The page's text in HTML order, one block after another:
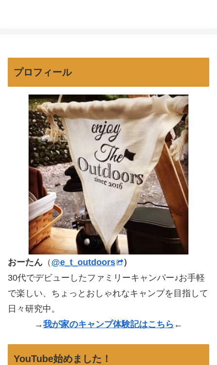
プロフィール
おーたん （ @e_t_outdoors
）
30代でデビューしたファミリーキャンパー♪お手軽
で楽しい、ちょっとおしゃれなキャンプを目指して
日々研究中。
→我が家のキャンプ体験記はこちら ←
YouTube始めました！